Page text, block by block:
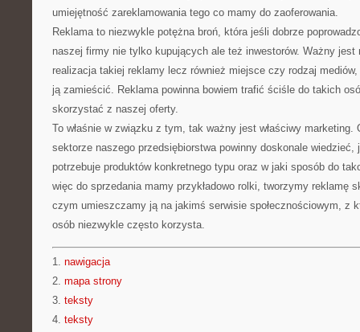
umiejętność zareklamowania tego co mamy do zaoferowania.
Reklama to niezwykle potężna broń, która jeśli dobrze
naszej firmy nie tylko kupujących ale też inwestorów. Ważny jest
realizacja takiej reklamy lecz również miejsce czy rodzaj
ją zamieścić. Reklama powinna bowiem trafić ściśle do takich
skorzystać z naszej oferty.
To właśnie w związku z tym, tak ważny jest właściwy marketing.
sektorze naszego przedsiębiorstwa powinny doskonale
potrzebuje produktów konkretnego typu oraz w jaki sposób do
więc do sprzedania mamy przykładowo rolki, tworzymy reklamę
czym umieszczamy ją na jakimś serwisie społecznościowym, z
osób niezwykle często korzysta.
1. nawigacja
2. mapa strony
3. teksty
4. teksty